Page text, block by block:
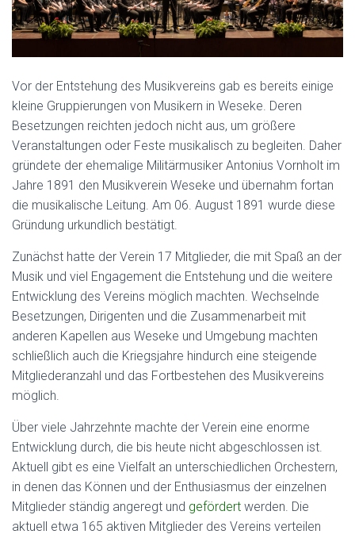
Vor der Entstehung des Musikvereins gab es bereits einige
kleine Gruppierungen von Musikern in Weseke. Deren
Besetzungen reichten jedoch nicht aus, um größere
Veranstaltungen oder Feste musikalisch zu begleiten. Daher
gründete der ehemalige Militärmusiker Antonius Vornholt im
Jahre 1891 den Musikverein Weseke und übernahm fortan
die musikalische Leitung. Am 06. August 1891 wurde diese
Gründung urkundlich bestätigt.
Zunächst hatte der Verein 17 Mitglieder, die mit Spaß an der
Musik und viel Engagement die Entstehung und die weitere
Entwicklung des Vereins möglich machten. Wechselnde
Besetzungen, Dirigenten und die Zusammenarbeit mit
anderen Kapellen aus Weseke und Umgebung machten
schließlich auch die Kriegsjahre hindurch eine steigende
Mitgliederanzahl und das Fortbestehen des Musikvereins
möglich.
Über viele Jahrzehnte machte der Verein eine enorme
Entwicklung durch, die bis heute nicht abgeschlossen ist.
Aktuell gibt es eine Vielfalt an unterschiedlichen Orchestern,
in denen das Können und der Enthusiasmus der einzelnen
Mitglieder ständig angeregt und gefördert werden. Die
aktuell etwa 165 aktiven Mitglieder des Vereins verteilen